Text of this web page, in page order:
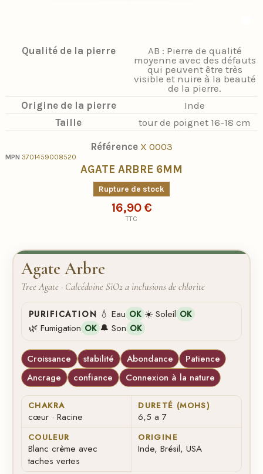
Qualité de la pierre
AB : Pierre de qualité
moyenne avec des défauts
qui peuvent être très
visible et nuire à la beauté
de la pierre.
Origine de la pierre
Inde
Taille
tour de poignet 16-18 cm
Référence X 0003
MPN 3701459008520
AGATE ARBRE 6MM
Rupture de stock
16,90 €
TTC
Agate Arbre
Tree Agate · Calcédoine SiO2 a inclusions de chlorite
PURIFICATION 💧 Eau OK ☀️ Soleil OK
🌿 Fumigation OK 🔔 Son OK
Croissance stabilité Abondance
Patience
Ancrage
confiance Connexion à la nature
CHAKRA
cœur · Racine
DURETÉ (MOHS)
6,5 a 7
COULEUR
Blanc crème avec
taches vertes
ORIGINE
Inde, Brésil, USA